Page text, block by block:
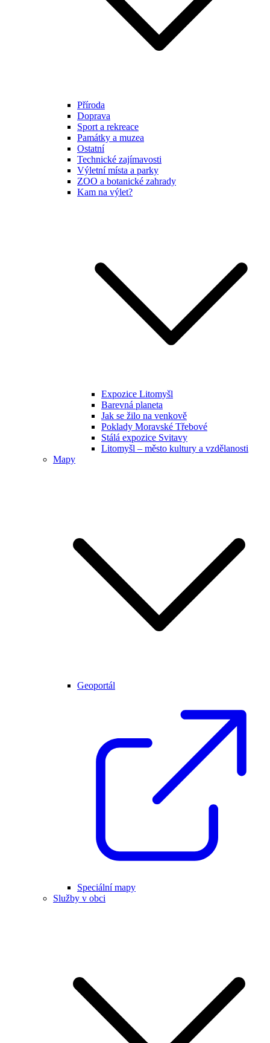
Příroda
Doprava
Sport a rekreace
Památky a muzea
Ostatní
Technické zajímavosti
Výletní místa a parky
ZOO a botanické zahrady
Kam na výlet?
Expozice Litomyšl
Barevná planeta
Jak se žilo na venkově
Poklady Moravské Třebové
Stálá expozice Svitavy
Litomyšl – město kultury a vzdělanosti
Mapy
Geoportál
Speciální mapy
Služby v obci